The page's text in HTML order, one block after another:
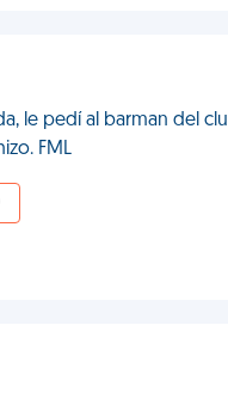
le pedí al barman del
FML